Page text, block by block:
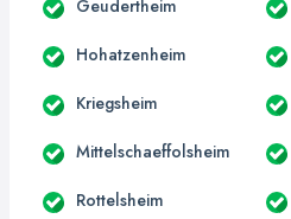
Geudertheim
Hohatzenheim
Kriegsheim
Mittelschaeffolsheim
Rottelsheim